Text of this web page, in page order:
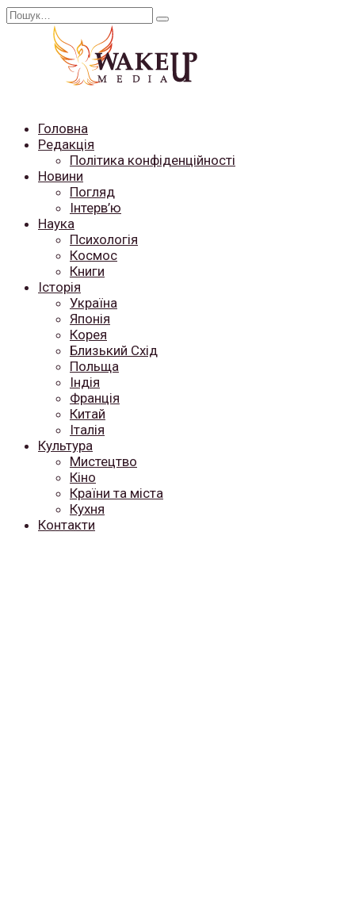
Перейти
Search
Головна
Редакція
Політика конфіденційності
Новини
Погляд
Інтерв’ю
Наука
Психологія
Космос
Книги
Історія
Україна
Японія
Корея
Близький Схід
Польща
Індія
Франція
Китай
Італія
Культура
Мистецтво
Кіно
Країни та міста
Кухня
Контакти